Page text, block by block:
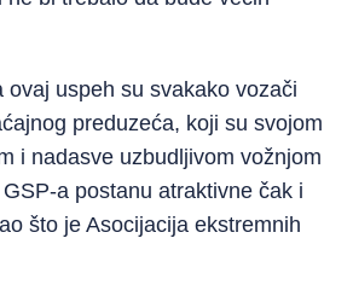
ovaj uspeh su svakako vozači
preduzeća, koji su svojom
i nadasve uzbudljivom vožnjom
a postanu atraktivne čak i
što je Asocijacija ekstremnih